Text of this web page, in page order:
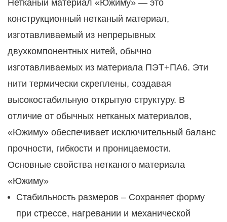
Нетканый материал «Южиму» — это
конструкционный нетканый материал,
изготавливаемый из непрерывных
двухкомпонентных нитей, обычно
изготавливаемых из материала ПЭТ+ПА6. Эти
нити термически скреплены, создавая
высокостабильную открытую структуру. В
отличие от обычных нетканых материалов,
«Южиму» обеспечивает исключительный баланс
прочности, гибкости и проницаемости.
Основные свойства нетканого материала
«Южиму»
Стабильность размеров – Сохраняет форму
при стрессе, нагревании и механической